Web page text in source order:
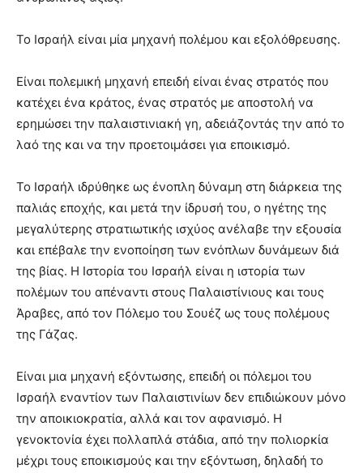
Το Ισραήλ είναι μία μηχανή πολέμου και εξολόθρευσης.
Είναι πολεμική μηχανή επειδή είναι ένας στρατός που
κατέχει ένα κράτος, ένας στρατός με αποστολή να
ερημώσει την παλαιστινιακή γη, αδειάζοντάς την από το
λαό της και να την προετοιμάσει για εποικισμό.
Το Ισραήλ ιδρύθηκε ως ένοπλη δύναμη στη διάρκεια της
παλιάς εποχής, και μετά την ίδρυσή του, ο ηγέτης της
μεγαλύτερης στρατιωτικής ισχύος ανέλαβε την εξουσία
και επέβαλε την ενοποίηση των ενόπλων δυνάμεων διά
της βίας. Η Ιστορία του Ισραήλ είναι η ιστορία των
πολέμων του απέναντι στους Παλαιστίνιους και τους
Άραβες, από τον Πόλεμο του Σουέζ ως τους πολέμους
της Γάζας.
Είναι μια μηχανή εξόντωσης, επειδή οι πόλεμοι του
Ισραήλ εναντίον των Παλαιστινίων δεν επιδιώκουν μόνο
την αποικιοκρατία, αλλά και τον αφανισμό. Η
γενοκτονία έχει πολλαπλά στάδια, από την πολιορκία
μέχρι τους εποικισμούς και την εξόντωση, δηλαδή το